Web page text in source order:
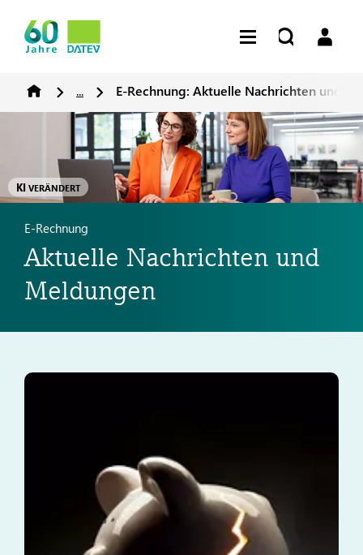
... E-Rechnung: Aktuelle Nachrichten und
KI VERÄNDERT
E-Rechnung
Aktuelle Nachrichten und
Meldungen